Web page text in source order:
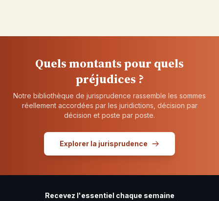
Quels montants pour quels
préjudices ?
Notre bibliothèque de jurisprudence rassemble les sommes
réellement accordées par les juridictions, décision par
décision et poste par poste.
Explorer la jurisprudence
Recevez l'essentiel chaque semaine